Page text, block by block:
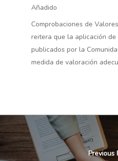
Añadido
Comprobaciones de
reitera que la aplicación
publicados por la
medida de valoración
Previous